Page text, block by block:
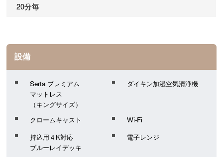
20分毎
設備
Serta プレミアム
マットレス
（キングサイズ）
ダイキン加湿空気清浄機
クロームキャスト
Wi-Fi
持込用４K対応
ブルーレイデッキ
電子レンジ